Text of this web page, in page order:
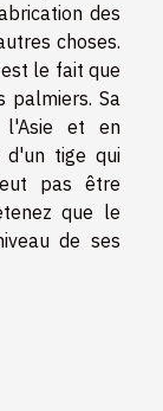
des
choses.
le fait que
palmiers. Sa
l'Asie et en
d'un tige qui
pas être
que le
de ses